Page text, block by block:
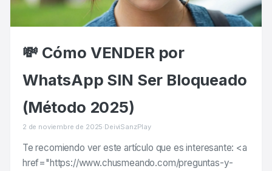
💸 Cómo VENDER por
WhatsApp SIN Ser Bloqueado
(Método 2025)
2 de noviembre de 2025·DeiviSanzPlay
Te recomiendo ver este artículo que es interesante: <a
href="https://www.chusmeando.com/preguntas-y-